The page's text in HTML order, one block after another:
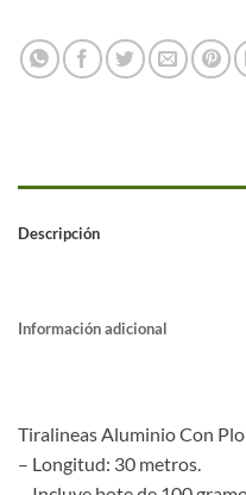
Descripción
Información adicional
Tiralineas Aluminio Con
– Longitud: 30 metros.